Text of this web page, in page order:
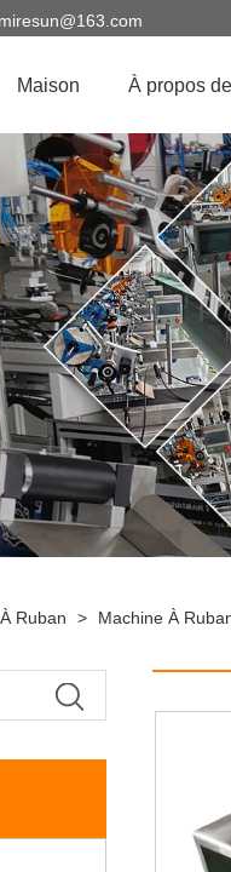
Maison À propos
Ruban > Machine À